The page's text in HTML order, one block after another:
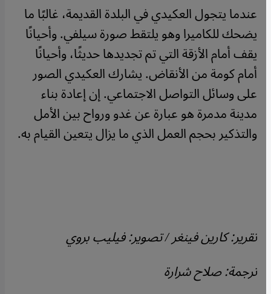
عندما يتجول العكيدي في البلدة القديمة، غالبًا ما
يضحك للكاميرا وهو يلتقط صورة سيلفي. وأحيانًا
يقف أمام الأزقة التي تم تجديدها حديثًا، وأحيانًا
أمام كومة من الأنقاض. يشارك العكيدي الصور
على وسائل التواصل الاجتماعي. إن إعادة بناء
مدينة مدمرة هو عبارة عن غدو ورواح بين الأمل
والتذكير بحجم العمل الذي ما يزال يتعين القيام به.
تقرير: كارين فينغر / تصوير: فيليب بروي
ترجمة: صلاح شرارة